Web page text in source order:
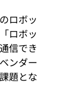
ロボッ
ロボッ
信でき
ンダー
題とな